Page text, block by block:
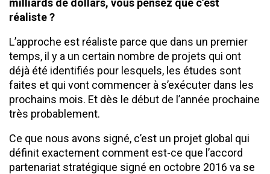
réaliste ?
L’approche est réaliste parce que dans un premier
temps, il y a un certain nombre de projets qui ont
déjà été identifiés pour lesquels, les études sont
faites et qui vont commencer à s’exécuter dans les
prochains mois. Et dès le début de l’année prochaine
très probablement.
Ce que nous avons signé, c’est un projet global qui
définit exactement comment est-ce que l’accord
partenariat stratégique signé en octobre 2016 va se